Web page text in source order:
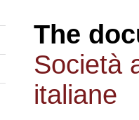
The
Società
italiane